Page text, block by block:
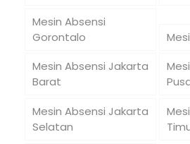
Mesin Absensi
Gorontalo
Mesin Absensi Jakarta
Barat
Mesin Absensi Jakarta
Selatan